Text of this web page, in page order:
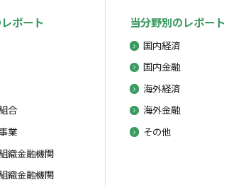
ポート
合
業
織金融機関
織金融機関
当分野別のレポート
国内経済
国内金融
海外経済
海外金融
その他